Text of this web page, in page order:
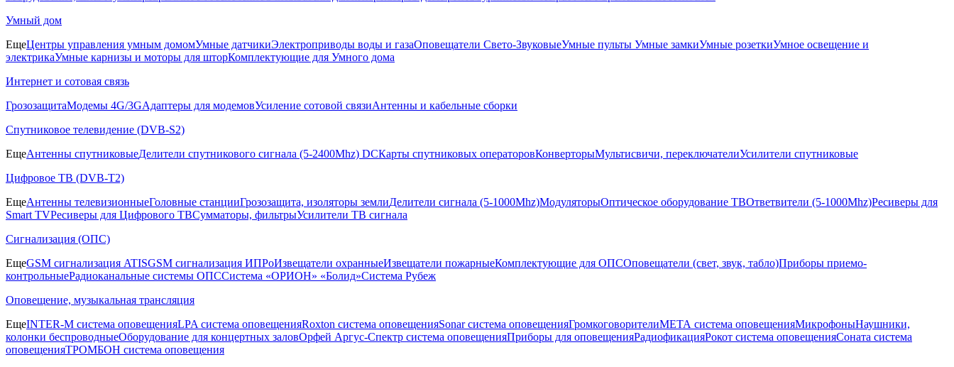
Умный дом
ЕщеЦентры управления умным домомУмные датчикиЭлектроприводы воды и газаОповещатели Свето-ЗвуковыеУмные пульты Умные замкиУмные розеткиУмное освещение и
электрикаУмные карнизы и моторы для шторКомплектующие для Умного дома
Интернет и сотовая связь
ГрозозащитаМодемы 4G/3GАдаптеры для модемовУсиление сотовой связиАнтенны и кабельные сборки
Спутниковое телевидение (DVB-S2)
ЕщеАнтенны спутниковыеДелители спутникового сигнала (5-2400Mhz) DCКарты спутниковых операторовКонверторыМультисвичи, переключателиУсилители спутниковые
Цифровое ТВ (DVB-T2)
ЕщеАнтенны телевизионныеГоловные станцииГрозозащита, изоляторы землиДелители сигнала (5-1000Mhz)МодуляторыОптическое оборудование ТВОтветвители (5-1000Mhz)Ресиверы для
Smart TVРесиверы для Цифрового ТВСумматоры, фильтрыУсилители ТВ сигнала
Сигнализация (ОПС)
ЕщеGSM сигнализация ATISGSM сигнализация ИПРоИзвещатели охранныеИзвещатели пожарныеКомплектующие для ОПСОповещатели (свет, звук, табло)Приборы приемо-
контрольныеРадиоканальные системы ОПССистема «ОРИОН» «Болид»Система Рубеж
Оповещение, музыкальная трансляция
ЕщеINTER-M система оповещенияLPA система оповещенияRoxton система оповещенияSonar система оповещенияГромкоговорителиМЕТА система оповещенияМикрофоныНаушники,
колонки беспроводныеОборудование для концертных заловОрфей Аргус-Спектр система оповещенияПриборы для оповещенияРадиофикацияРокот система оповещенияСоната система
оповещенияТРОМБОН система оповещения